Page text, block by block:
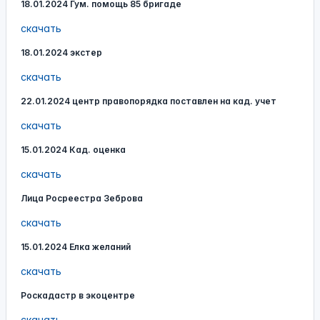
18.01.2024 Гум. помощь 85 бригаде
скачать
18.01.2024 экстер
скачать
22.01.2024 центр правопорядка поставлен на кад. учет
скачать
15.01.2024 Кад. оценка
скачать
Лица Росреестра Зеброва
скачать
15.01.2024 Елка желаний
скачать
Роскадастр в экоцентре